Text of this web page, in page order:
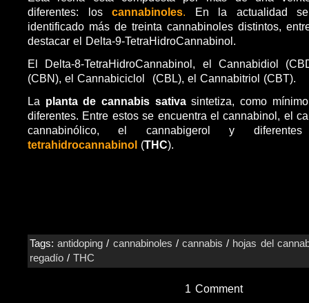
diferentes: loscannabinoles. En la actualidad
identificado más de treinta cannabinoles distintos,
destacar el Delta-9-TetraHidroCannabinol.
El Delta-8-TetraHidroCannabinol, el Cannabidiol
(CBN), el Cannabiciclol (CBL), el Cannabitriol (CBT).
La planta de cannabis sativasintetiza, como
diferentes. Entre estos se encuentra el cannabinol, el
cannabinólico, el cannabigerol y
tetrahidrocannabinol (THC).
Tags:antidoping / cannabinoles /cannabis / hojas del
regadío /THC
1 Comment